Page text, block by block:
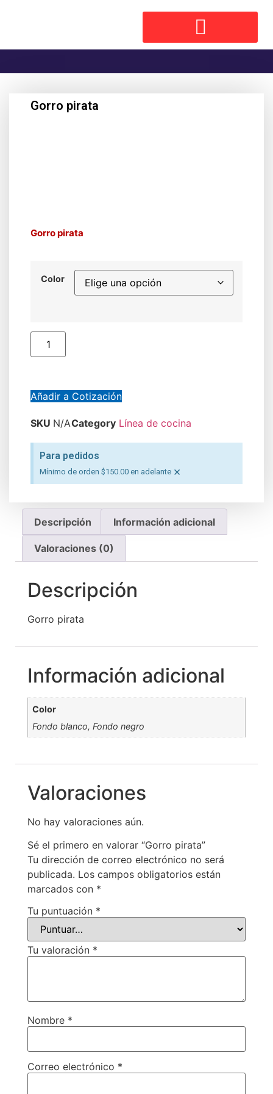
Gorro pirata
Gorro pirata
Color
Añadir a Cotización
SKU N/ACategory Línea de cocina
Para pedidos
Mínimo de orden $150.00 en adelante ×
Descripción Información adicional
Valoraciones (0)
Descripción
Gorro pirata
Información adicional
Color
Fondo blanco, Fondo negro
Valoraciones
No hay valoraciones aún.
Sé el primero en valorar “Gorro pirata”
Tu dirección de correo electrónico no será
publicada. Los campos obligatorios están
marcados con *
Tu puntuación *
Tu valoración *
Nombre *
Correo electrónico *